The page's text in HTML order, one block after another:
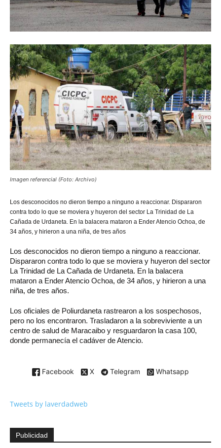
Imagen referencial (Foto: Archivo)
Los desconocidos no dieron tiempo a ninguno a reaccionar. Dispararon
contra todo lo que se moviera y huyeron del sector La Trinidad de La
Cañada de Urdaneta. En la balacera mataron a Ender Atencio Ochoa, de
34 años, y hirieron a una niña, de tres años
Los desconocidos no dieron tiempo a ninguno a reaccionar.
Dispararon contra todo lo que se moviera y huyeron del sector
La Trinidad de La Cañada de Urdaneta. En la balacera
mataron a Ender Atencio Ochoa, de 34 años, y hirieron a una
niña, de tres años.
Los oficiales de Poliurdaneta rastrearon a los sospechosos,
pero no los encontraron. Trasladaron a la sobreviviente a un
centro de salud de Maracaibo y resguardaron la casa 100,
donde permanecía el cadáver de Atencio.
Facebook X Telegram Whatsapp
Tweets by laverdadweb
Publicidad